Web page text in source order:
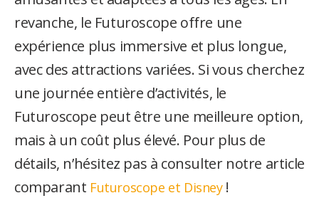
revanche, le Futuroscope offre une
expérience plus immersive et plus longue,
avec des attractions variées. Si vous cherchez
une journée entière d’activités, le
Futuroscope peut être une meilleure option,
mais à un coût plus élevé. Pour plus de
détails, n’hésitez pas à consulter notre article
comparant Futuroscope et Disney!